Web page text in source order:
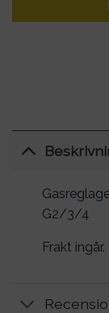
G2/3/4
Frakt ingår.